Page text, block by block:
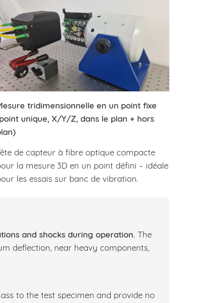
tridimensionnelle en un point fixe
unique, X/Y/Z, dans le plan + hors
de capteur à fibre optique compacte
la mesure 3D en un point défini – idéale
les essais sur banc de vibration.
and shocks during operation. The
deflection, near heavy components,
to the test specimen and provide no